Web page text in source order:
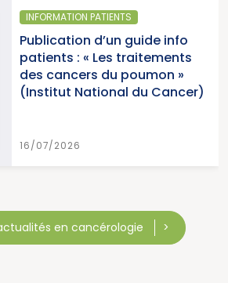
PATIENTS
d’un guide info
: « Les traitements
du poumon »
National du Cancer)
en cancérologie